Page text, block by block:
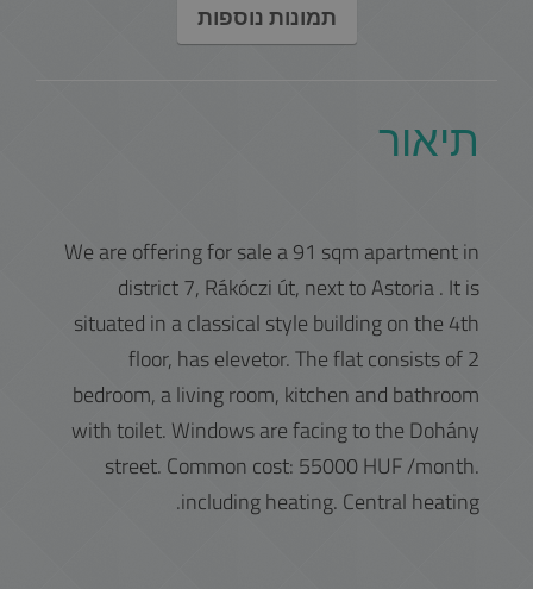
תמונות נוספות
תיאור
We are offering for sale a 91 sqm apartment in
district 7, Rákóczi út, next to Astoria . It is
situated in a classical style building on the 4th
floor, has elevetor. The flat consists of 2
bedroom, a living room, kitchen and bathroom
with toilet. Windows are facing to the Dohány
street. Common cost: 55000 HUF /month.
including heating. Central heating.